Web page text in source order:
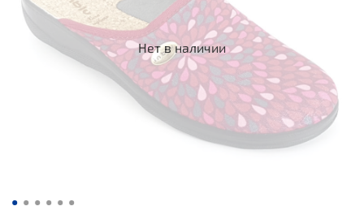
Нет в наличии